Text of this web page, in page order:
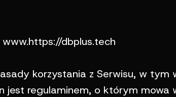
dbplus.tech
korzystania z Serwisu, w tym
jest regulaminem, o którym